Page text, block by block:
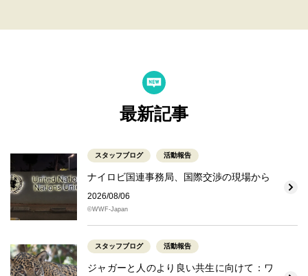
最新記事
スタッフブログ 活動報告
ナイロビ国連事務局、国際交渉の現場から
2026/08/06
©WWF-Japan
スタッフブログ 活動報告
ジャガーと人のより良い共生に向けて：ワ